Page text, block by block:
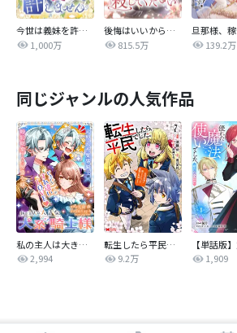
今世は義妹を許しません
1,000万
後悔はいいから殺してください
815.5万
139.2万
同じジャンルの人気作品
私の主人は大きな犬系騎士様
2,994
転生したら平民でした。～生活水準に耐えられないので貴族を目指します～（コミック）
9.2万
1,909